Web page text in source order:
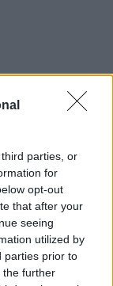
parties, or
for
opt-out
that after your
seeing
utilized by
parties prior to
the further